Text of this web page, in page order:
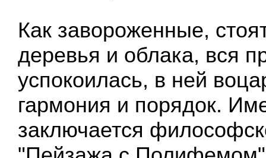
Как завороженные,
деревья и облака, вся
успокоилась, в ней
гармония и порядок.
заключается